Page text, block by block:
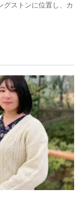
グストンに位置し、カ